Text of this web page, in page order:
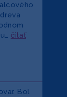
čítať
Bol